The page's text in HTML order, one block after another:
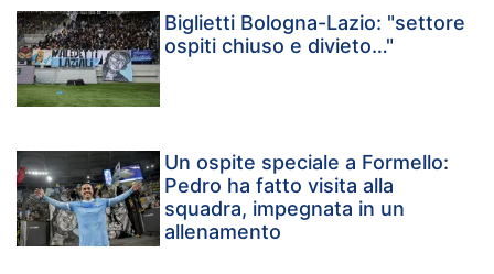
Biglietti Bologna-Lazio: "settore
ospiti chiuso e divieto…"
Un ospite speciale a Formello:
Pedro ha fatto visita alla
squadra, impegnata in un
allenamento